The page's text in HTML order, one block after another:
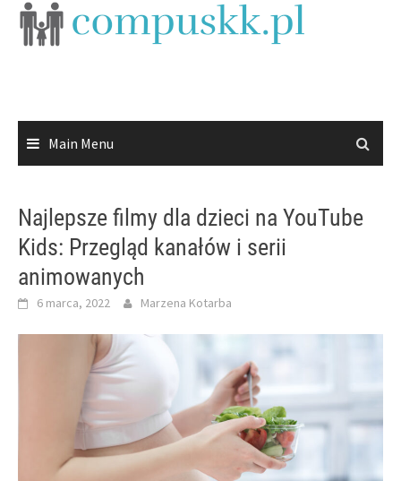
Skip
Main Menu
Najlepsze filmy dla dzieci na YouTube
Kids: Przegląd kanałów i serii
animowanych
6 marca, 2022 Marzena Kotarba